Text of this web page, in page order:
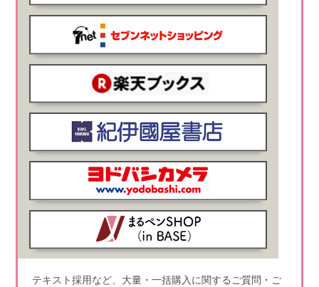
テキスト採用など、大量・一括購入に関するご質問・ご